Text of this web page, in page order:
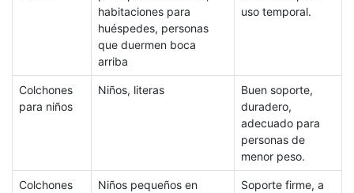
habitaciones para
huéspedes, personas
que duermen boca
arriba
uso temporal.
Colchones
para niños
Niños, literas
Buen soporte,
duradero,
adecuado para
personas de
menor peso.
Colchones
Niños pequeños en
Soporte firme, a